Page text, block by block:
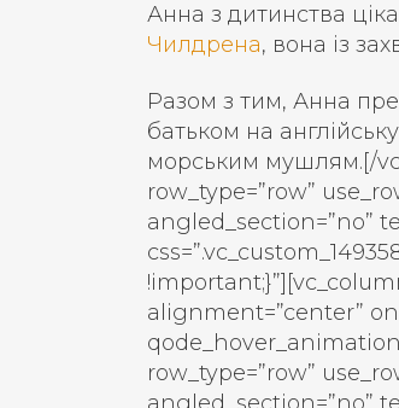
Анна з дитинства
Чилдрена, вона із
Разом з тим, Анна
батьком на
морським мушлям.[/
row_type=”row”
angled_section=”no”
alignment=”center”
row_type=”row”